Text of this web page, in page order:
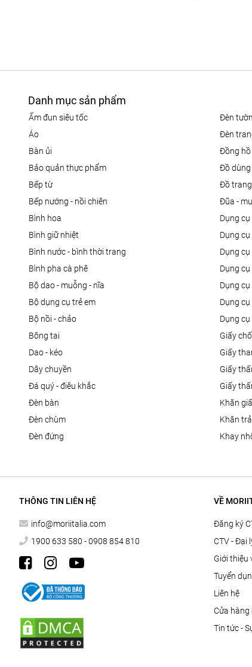
Danh mục sản phẩm
ấm đun siêu tốc
áo
bàn ủi
bảo quản thực phẩm
bếp từ
bếp nướng - nồi chiên
bình hoa
bình giữ nhiệt
bình nước - bình thời trang
bình pha cà phê
bộ dao - muỗng - nĩa
bộ dụng cụ trẻ em
bộ nồi - chảo
bông tai
dao - kéo
dây chuyền
đá quý - điêu khắc
đèn bàn
đèn chùm
đèn đứng
đèn
đèn
đồng hồ
đồ
đồ
đũa -
dụng
dụng
dụng
dụng
dụng
dụng
dụng
giấy
giấy
giấy
giấy
khăn
khăn
khay
THÔNG TIN LIÊN HỆ
info@moriitalia.com
1900 633 580 - 0908 854 810
VỀ
Đăng ký
CTV - Đại
Giới thiệu
Tuyển
Liên hệ
Cửa
Tin tức -